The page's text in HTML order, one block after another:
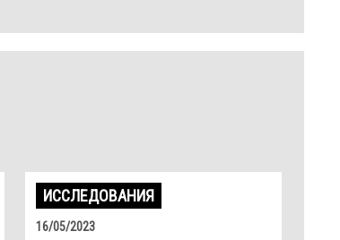
ИССЛЕДОВАНИЯ
16/05/2023